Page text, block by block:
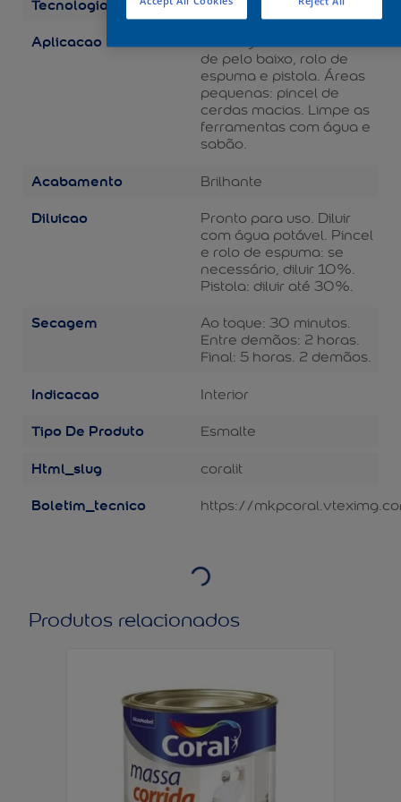
Balance
Aplicacao
de pelo baixo, rolo de
espuma e pistola. Áreas
pequenas: pincel de
cerdas macias. Limpe as
ferramentas com água e
sabão.
Acabamento Brilhante
Diluicao
Pronto para uso. Diluir
com água potável. Pincel
e rolo de espuma: se
necessário, diluir 10%.
Pistola: diluir até 30%.
Secagem
Ao toque: 30 minutos.
Entre demãos: 2 horas.
Final: 5 horas. 2 demãos.
Indicacao Interior
Tipo De Produto Esmalte
Html_slug coralit
Boletim_tecnico https://
Produtos relacionados